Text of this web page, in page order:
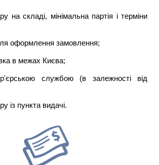
на складі, мінімальна партія і терміни
оформлення замовлення;
в межах Києва;
службою (в залежності від
із пункта видачі.